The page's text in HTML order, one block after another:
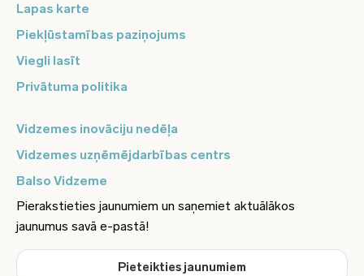
Lapas karte
Piekļūstamības paziņojums
Viegli lasīt
Privātuma politika
Vidzemes inovāciju nedēļa
Vidzemes uzņēmējdarbības centrs
Balso Vidzeme
Pierakstieties jaunumiem un saņemiet aktuālākos
jaunumus savā e-pastā!
Pieteikties jaunumiem